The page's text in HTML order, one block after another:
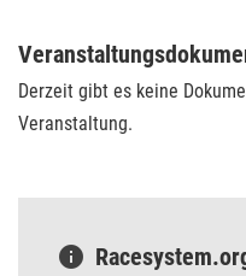
Derzeit gibt es keine
Veranstaltung.
info